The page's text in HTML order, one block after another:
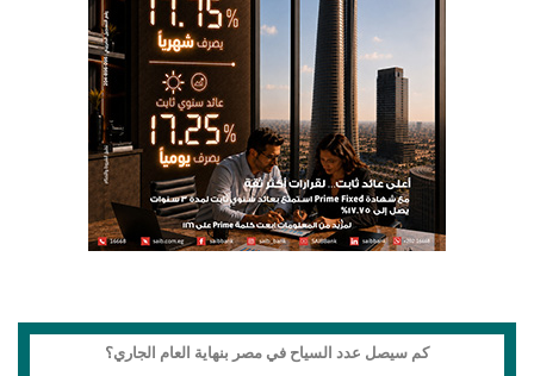
كم سيصل عدد السياح في مصر بنهاية العام الجاري؟